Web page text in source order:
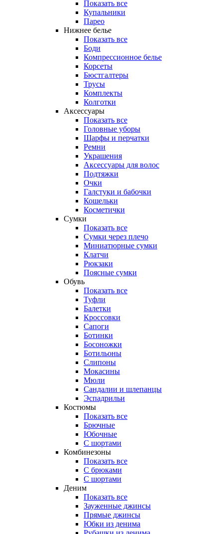
Показать все
Купальники
Парео
Нижнее белье
Показать все
Боди
Компрессионное белье
Корсеты
Бюстгалтеры
Трусы
Комплекты
Колготки
Аксессуары
Показать все
Головные уборы
Шарфы и перчатки
Ремни
Украшения
Аксессуары для волос
Подтяжки
Очки
Галстуки и бабочки
Кошельки
Косметички
Сумки
Показать все
Сумки через плечо
Миниатюрные cумки
Клатчи
Рюкзаки
Поясные сумки
Обувь
Показать все
Туфли
Балетки
Кроссовки
Сапоги
Ботинки
Босоножки
Ботильоны
Слипоны
Мокасины
Мюли
Сандалии и шлепанцы
Эспадрильи
Костюмы
Показать все
Брючные
Юбочные
С шортами
Комбинезоны
Показать все
С брюками
С шортами
Деним
Показать все
Зауженные джинсы
Прямые джинсы
Юбки из денима